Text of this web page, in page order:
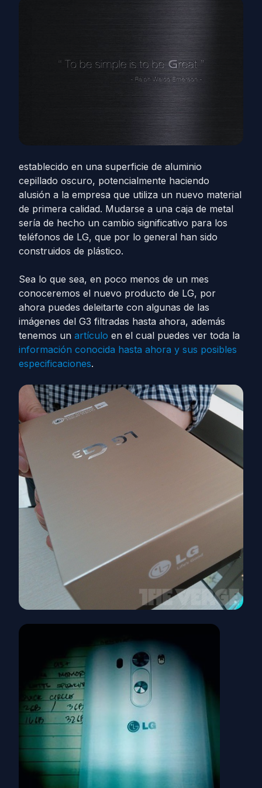
establecido en una superficie de aluminio
cepillado oscuro, potencialmente haciendo
alusión a la empresa que utiliza un nuevo material
de primera calidad. Mudarse a una caja de metal
sería de hecho un cambio significativo para los
teléfonos de LG, que por lo general han sido
construidos de plástico.
Sea lo que sea, en poco menos de un mes
conoceremos el nuevo producto de LG, por
ahora puedes deleitarte con algunas de las
imágenes del G3 filtradas hasta ahora, además
tenemos un artículo en el cual puedes ver toda la
información conocida hasta ahora y sus posibles
especificaciones.